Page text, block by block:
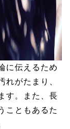
に伝えるため
れがたまり、
す。また、長
こともあるた